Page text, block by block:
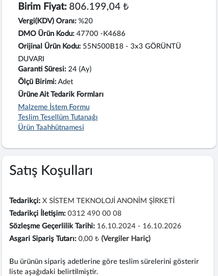
Birim Fiyat:806.199,04 ₺
Vergi(KDV) Oranı: %20
DMO Ürün Kodu: 47700 -K4686
Orijinal Ürün Kodu: 55N500B18 - 3x3 GÖRÜNTÜ
DUVARI
Garanti Süresi: 24 (Ay)
Ölçü Birimi: Adet
Ürüne Ait Tedarik Formları
Malzeme İstem Formu
Teslim Tesellüm Tutanağı
Ürün Taahhütnamesi
Satış Koşulları
Tedarikçi: X SİSTEM TEKNOLOJİ ANONİM ŞİRKETİ
Tedarikçi İletişim: 0312 490 00 08
Sözleşme Geçerlilik Tarihi: 16.10.2024 - 16.10.2026
Asgari Sipariş Tutarı: 0,00 ₺(Vergiler Hariç)
Bu ürünün sipariş adetlerine göre teslim sürelerini gösterir
liste aşağıdaki belirtilmiştir.